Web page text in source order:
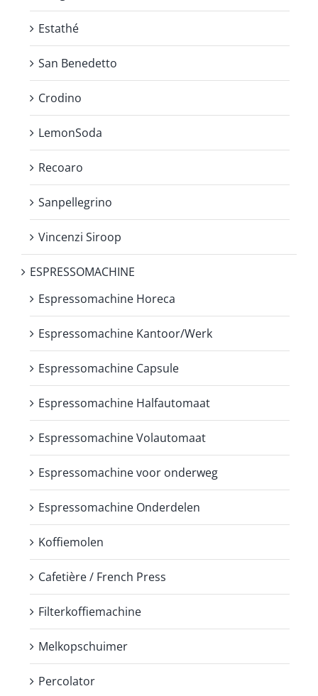
Estathé
San Benedetto
Crodino
LemonSoda
Recoaro
Sanpellegrino
Vincenzi Siroop
ESPRESSOMACHINE
Espressomachine Horeca
Espressomachine Kantoor/Werk
Espressomachine Capsule
Espressomachine Halfautomaat
Espressomachine Volautomaat
Espressomachine voor onderweg
Espressomachine Onderdelen
Koffiemolen
Cafetière / French Press
Filterkoffiemachine
Melkopschuimer
Percolator